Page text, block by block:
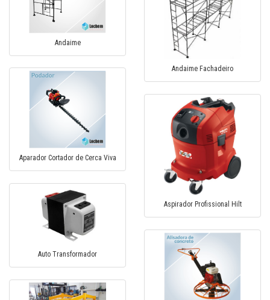
Andaime
Andaime Fachadeiro
Aparador Cortador de Cerca Viva
Aspirador Profissional Hilt
Auto Transformador